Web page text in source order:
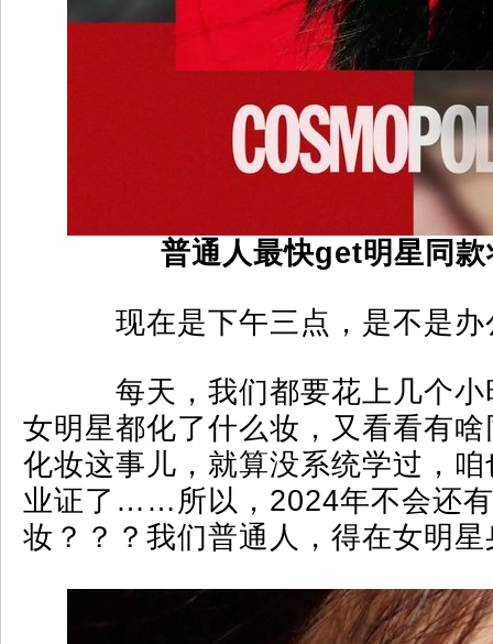
普通人最快get明星同款
现在是下午三点，是不是办
每天，我们都要花上几个小
女明星都化了什么妆，又看看有
化妆这事儿，就算没系统学过，
业证了……所以，2024年不会还
妆？？？我们普通人，得在女明